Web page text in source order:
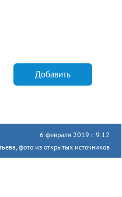
Добавить
6 февраля 2019 г. 9:12
фото из открытых источников